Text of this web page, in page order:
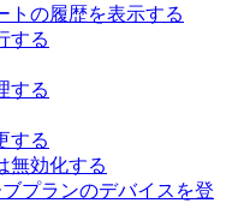
トの履歴を表示する
する
する
する
無効化する
プランのデバイスを登